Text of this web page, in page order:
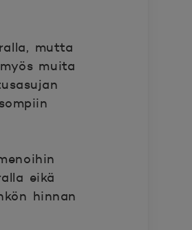
mutta
muita
eikä
hinnan